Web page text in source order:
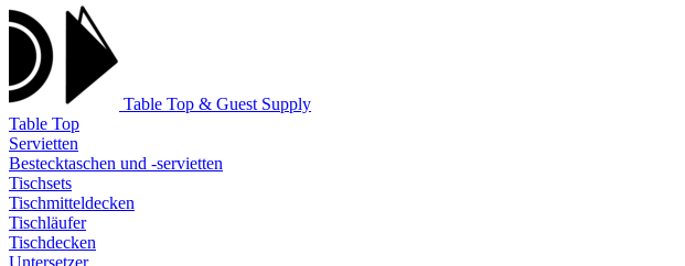
Table Top & Guest Supply
Table Top
Servietten
Bestecktaschen und -servietten
Tischsets
Tischmitteldecken
Tischläufer
Tischdecken